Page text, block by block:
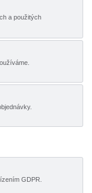
a použitých
GDPR.